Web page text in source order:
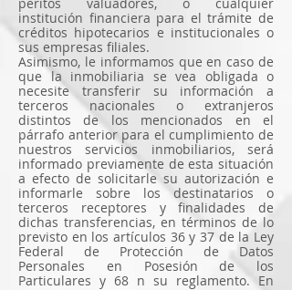
institución financiera para el trámite de
créditos hipotecarios e institucionales o
sus empresas filiales.
Asimismo, le informamos que en caso de
que la inmobiliaria se vea obligada o
necesite transferir su información a
terceros nacionales o extranjeros
distintos de los mencionados en el
párrafo anterior para el cumplimiento de
nuestros servicios inmobiliarios, será
informado previamente de esta situación
a efecto de solicitarle su autorización e
informarle sobre los destinatarios o
terceros receptores y finalidades de
dichas transferencias, en términos de lo
previsto en los artículos 36 y 37 de la Ley
Federal de Protección de Datos
Personales en Posesión de los
Particulares y 68 n su reglamento. En